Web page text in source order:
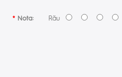
Nota:Rău